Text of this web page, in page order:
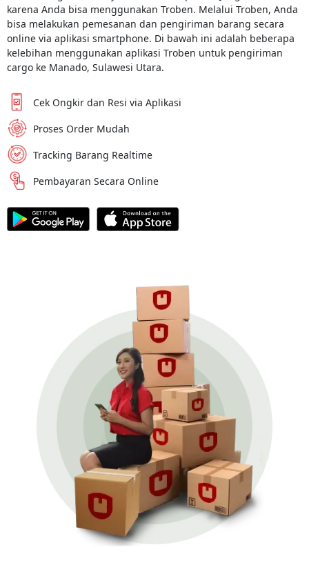
karena Anda bisa menggunakan Troben. Melalui Troben, Anda
bisa melakukan pemesanan dan pengiriman barang secara
online via aplikasi smartphone. Di bawah ini adalah beberapa
kelebihan menggunakan aplikasi Troben untuk pengiriman
cargo ke Manado, Sulawesi Utara.
Cek Ongkir dan Resi via Aplikasi
Proses Order Mudah
Tracking Barang Realtime
Pembayaran Secara Online